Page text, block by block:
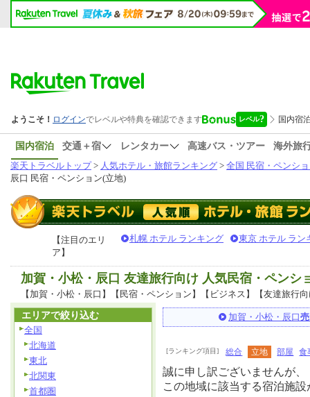
国内宿泊 交通＋宿 レンタカー 高速バス・ツアー
海外旅
楽天トラベルトップ> 人気ホテル・旅館ランキング > 全国 民宿・ペンシ
辰口 民宿・ペンション(立地)
【注目のエリ
ア】
札幌 ホテル ランキング 東京 ホテル ラン
加賀・小松・辰口 友達旅行向け 人気民宿・ペンシ
【加賀・小松・辰口】【民宿・ペンション】【ビジネス】【友達旅行
加賀・小松・辰口
[ランキング項目] 総合 立地 部屋 食
誠に申し訳ございませんが、
この地域に該当する宿泊施
エリアで絞り込む
全国
北海道
東北
北関東
首都圏